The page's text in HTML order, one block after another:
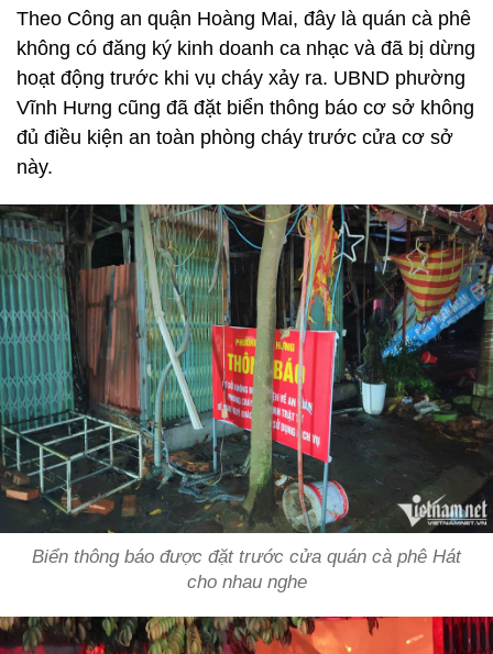
Theo Công an quận Hoàng Mai, đây là quán cà phê
không có đăng ký kinh doanh ca nhạc và đã bị dừng
hoạt động trước khi vụ cháy xảy ra. UBND phường
Vĩnh Hưng cũng đã đặt biển thông báo cơ sở không
đủ điều kiện an toàn phòng cháy trước cửa cơ sở
này.
Biển thông báo được đặt trước cửa quán cà phê Hát
cho nhau nghe